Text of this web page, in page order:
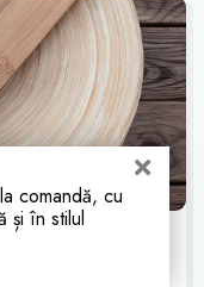
comandă, cu
și în stilul